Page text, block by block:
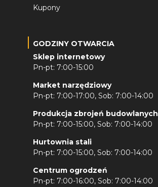
Kupony
GODZINY OTWARCIA
Sklep internetowy
Pn-pt: 7:00-15:00
Market narzędziowy
Pn-pt: 7:00-17:00, Sob: 7:00-14:00
Produkcja zbrojeń budowlanych
Pn-pt: 7:00-15:00, Sob: 7:00-14:00
Hurtownia stali
Pn-pt: 7:00-15:00, Sob: 7:00-14:00
Centrum ogrodzeń
Pn-pt: 7:00-16:00, Sob: 7:00-14:00